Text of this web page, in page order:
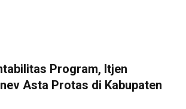
Program, Itjen
Asta Protas di Kabupaten